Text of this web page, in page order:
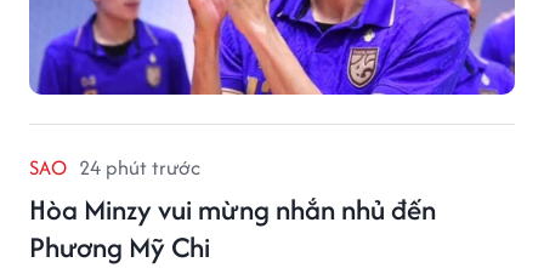
SAO 24 phút trước
Hòa Minzy vui mừng nhắn nhủ đến
Phương Mỹ Chi